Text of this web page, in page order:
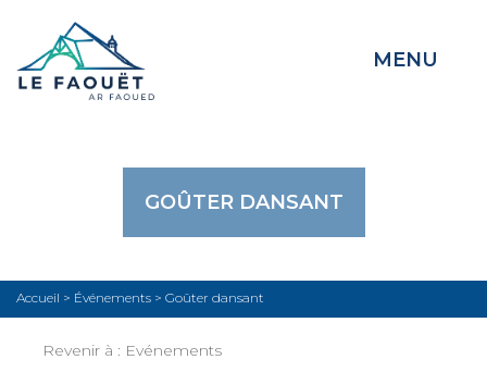
MENU
GOÛTER DANSANT
Accueil > Événements > Goûter dansant
Revenir à : Evénements